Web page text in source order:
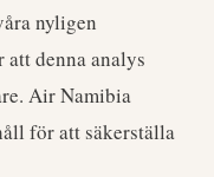
nyligen
denna analys
Air Namibia
för att säkerställa